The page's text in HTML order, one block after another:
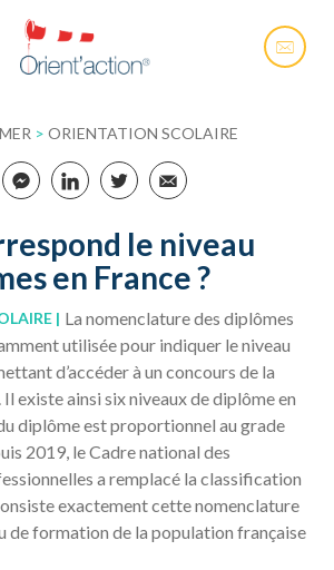
> ORIENTATION SCOLAIRE
le niveau
en France ?
La nomenclature des diplômes
utilisée pour indiquer le niveau
d’accéder à un concours de la
existe ainsi six niveaux de diplôme en
diplôme est proportionnel au grade
2019, le Cadre national des
a remplacé la classification
exactement cette nomenclature
de formation de la population française